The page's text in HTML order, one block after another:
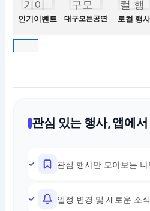
인기이벤트 대구모든공연 로컬 행사
관심 있는 행사, 앱에
관심 행사만 모아보는
일정 변경 및 새로운 소